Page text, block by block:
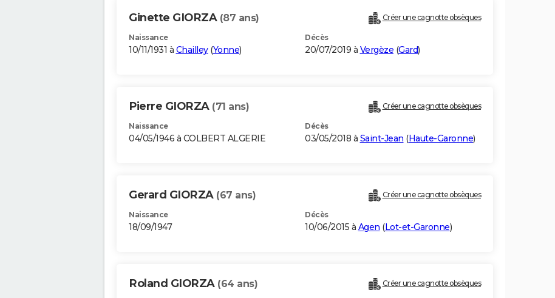
Ginette GIORZA (87 ans) Créer une cagnotte obsèques
Naissance
10/11/1931 à Chailley(Yonne)
Décès
20/07/2019 à Vergèze (Gard)
Pierre GIORZA (71 ans) Créer une cagnotte obsèques
Naissance
04/05/1946 à COLBERT ALGERIE
Décès
03/05/2018 à Saint-Jean (Haute-Garonne)
Gerard GIORZA (67 ans) Créer une cagnotte obsèques
Naissance
18/09/1947
Décès
10/06/2015 à Agen (Lot-et-Garonne)
Roland GIORZA (64 ans) Créer une cagnotte obsèques